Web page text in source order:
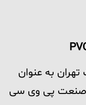
به عنوان
صنعت پی وی سی